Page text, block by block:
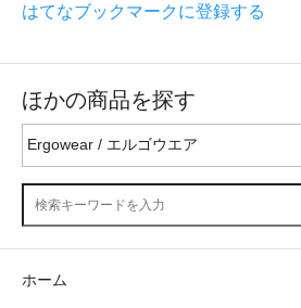
はてなブックマークに登録する
ほかの商品を探す
ホーム